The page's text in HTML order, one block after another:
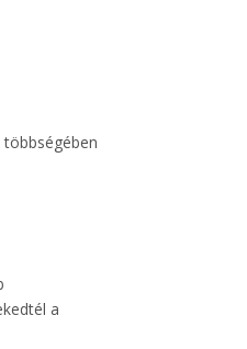
a